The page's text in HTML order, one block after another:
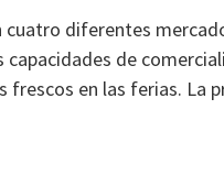
diferentes
de
frescos en las ferias. La